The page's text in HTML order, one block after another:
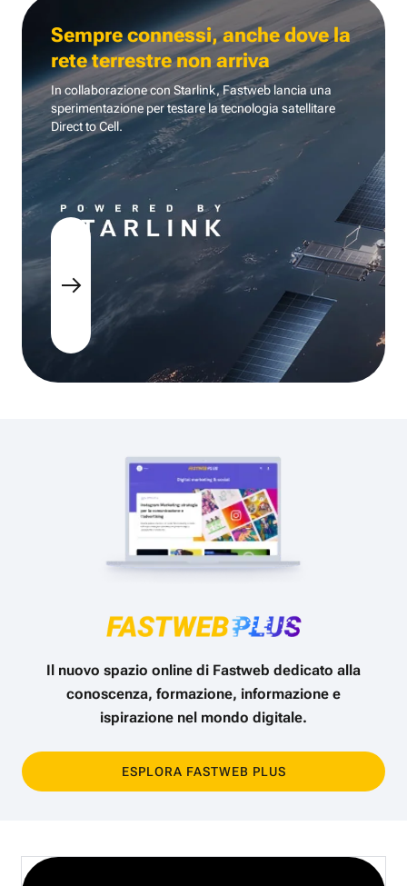
Sempre connessi, anche dove la
rete terrestre non arriva
In collaborazione con Starlink, Fastweb lancia una
sperimentazione per testare la tecnologia satellitare
Direct to Cell.
Il nuovo spazio online di Fastweb dedicato alla
conoscenza, formazione, informazione e
ispirazione nel mondo digitale.
ESPLORA FASTWEB PLUS